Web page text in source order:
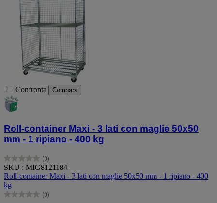
Confronta Compara
Roll-container Maxi - 3 lati con maglie 50x50
mm - 1 ripiano - 400 kg
(0)
0.0
su
5
stelle.
SKU : MIG8121184
Roll-container Maxi - 3 lati con maglie 50x50 mm - 1 ripiano - 400
kg
(0)
0.0